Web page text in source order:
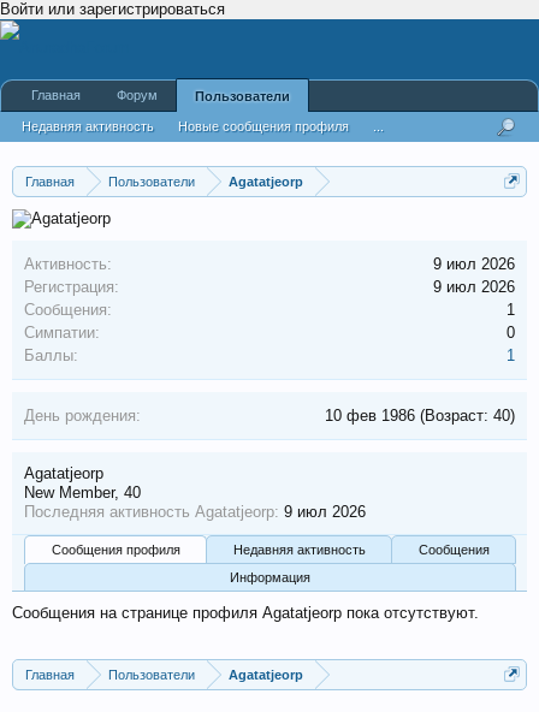
Войти или зарегистрироваться
Главная Пользователи Agatatjeorp
Активность:
9 июл 2026
Регистрация:
9 июл 2026
Сообщения:
1
Симпатии:
0
Баллы:
1
День рождения: 10 фев 1986 (Возраст: 40)
Agatatjeorp
New Member, 40
Последняя активность Agatatjeorp: 9 июл 2026
Сообщения профиля Недавняя активность
Сообщения
Информация
Сообщения на странице профиля Agatatjeorp пока отсутствуют.
Главная Пользователи Agatatjeorp
Главная Форум Пользователи
Недавняя активность Новые сообщения профиля